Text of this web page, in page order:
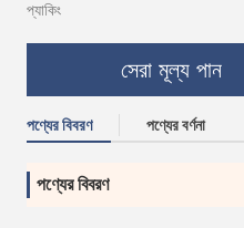
প্যাকিং
সেরা মূল্য পান
পণ্যের বিবরণ পণ্যের বর্ণনা
পণ্যের বিবরণ